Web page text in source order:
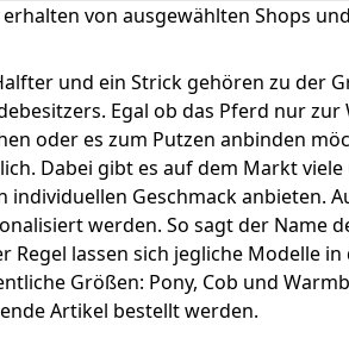
erhalten von ausgewählten Shops
und ein Strick gehören zu der
Egal ob das Pferd nur
oder es zum Putzen anbinden
Dabei gibt es auf dem Markt
individuellen Geschmack anbieten.
werden. So sagt der Name
Regel lassen sich jegliche Modelle
Größen: Pony, Cob und
Artikel bestellt werden.